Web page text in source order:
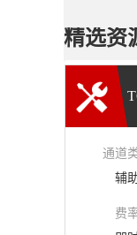
精选资
通道
辅
费